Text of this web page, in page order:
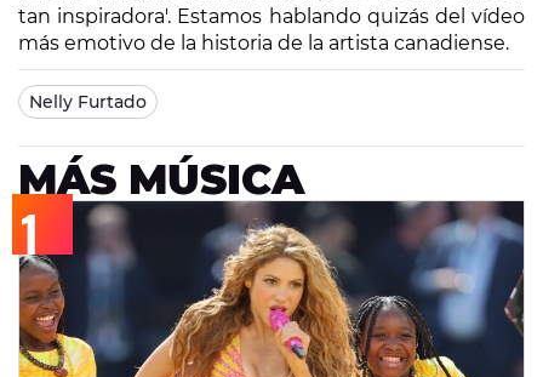
tan inspiradora'. Estamos hablando quizás del vídeo
más emotivo de la historia de la artista canadiense.
Nelly Furtado
MÁS MÚSICA